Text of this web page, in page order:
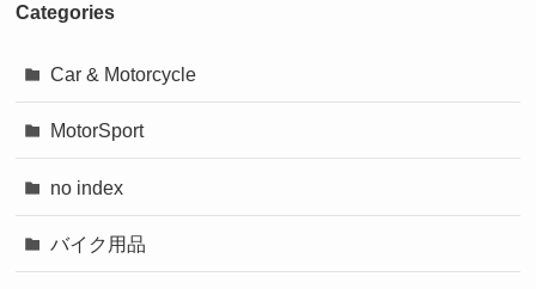
Categories
Car & Motorcycle
MotorSport
no index
バイク用品